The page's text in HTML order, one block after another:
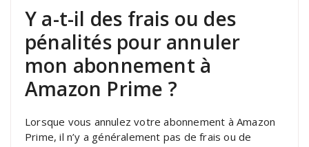
Y a-t-il des frais ou des
pénalités pour annuler
mon abonnement à
Amazon Prime ?
Lorsque vous annulez votre abonnement à Amazon
Prime, il n’y a généralement pas de frais ou de